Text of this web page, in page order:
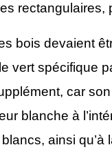
rectangulaires,
bois devaient
vert spécifique
car
blanche à
ainsi